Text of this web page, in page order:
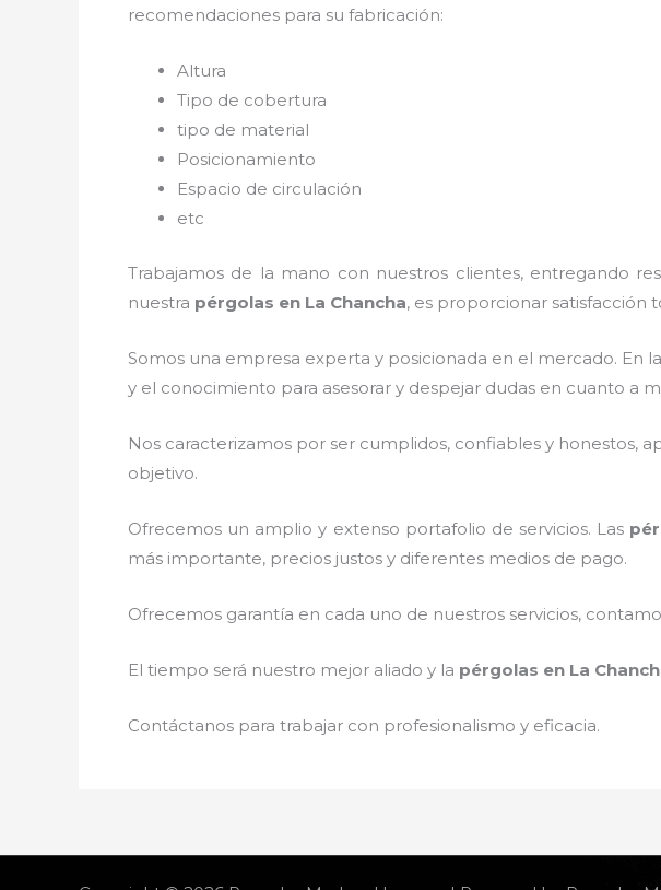
recomendaciones para su fabricación:
Altura
Tipo de cobertura
tipo de material
Posicionamiento
Espacio de circulación
etc
Trabajamos de la mano con nuestros clientes, entregando
nuestra pérgolas en La Chancha, es proporcionar satisfacción
Somos una empresa experta y posicionada en el mercado. En
y el conocimiento para asesorar y despejar dudas en cuanto a
Nos caracterizamos por ser cumplidos, confiables y honestos,
objetivo.
Ofrecemos un amplio y extenso portafolio de servicios. Las
más importante, precios justos y diferentes medios de pago.
Ofrecemos garantía en cada uno de nuestros servicios,
El tiempo será nuestro mejor aliado y la pérgolas en La
Contáctanos para trabajar con profesionalismo y eficacia.